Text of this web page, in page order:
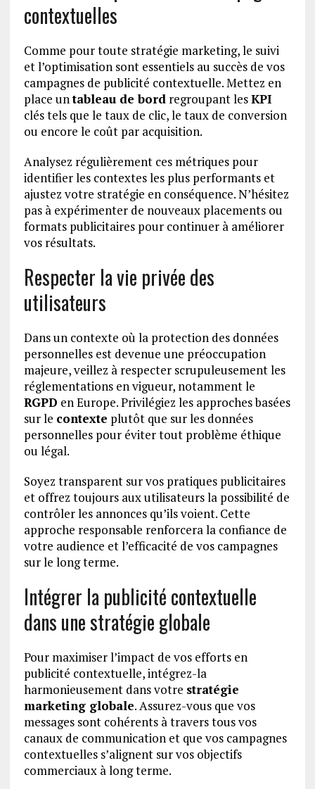
contextuelles
Comme pour toute stratégie marketing, le suivi
et l’optimisation sont essentiels au succès de vos
campagnes de publicité contextuelle. Mettez en
place untableau de bord regroupant lesKPI
clés tels que le taux de clic, le taux de conversion
ou encore le coût par acquisition.
Analysez régulièrement ces métriques pour
identifier les contextes les plus performants et
ajustez votre stratégie en conséquence. N’hésitez
pas à expérimenter de nouveaux placements ou
formats publicitaires pour continuer à améliorer
vos résultats.
Respecter la vie privée des
utilisateurs
Dans un contexte où la protection des données
personnelles est devenue une préoccupation
majeure, veillez à respecter scrupuleusement les
réglementations en vigueur, notamment le
RGPD en Europe. Privilégiez les approches basées
sur le contexte plutôt que sur les données
personnelles pour éviter tout problème éthique
ou légal.
Soyez transparent sur vos pratiques publicitaires
et offrez toujours aux utilisateurs la possibilité de
contrôler les annonces qu’ils voient. Cette
approche responsable renforcera la confiance de
votre audience et l’efficacité de vos campagnes
sur le long terme.
Intégrer la publicité contextuelle
dans une stratégie globale
Pour maximiser l’impact de vos efforts en
publicité contextuelle, intégrez-la
harmonieusement dans votre stratégie
marketing globale. Assurez-vous que vos
messages sont cohérents à travers tous vos
canaux de communication et que vos campagnes
contextuelles s’alignent sur vos objectifs
commerciaux à long terme.